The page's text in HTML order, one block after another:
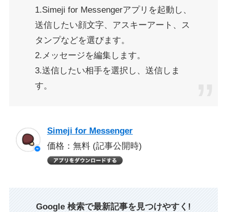
1.Simeji for Messengerアプリを起動し、
送信したい顔文字、アスキーアート、ス
タンプなどを選びます。
2.メッセージを編集します。
3.送信したい相手を選択し、送信しま
す。
Simeji for Messenger
価格：無料 (記事公開時)
Google 検索で最新記事を見つけやすく!